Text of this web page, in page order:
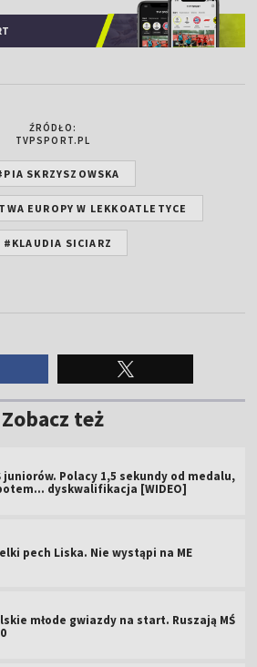
ŹRÓDŁO:
TVPSPORT.PL
SKRZYSZOWSKA
EUROPY W LEKKOATLETYCE
#KLAUDIA SICIARZ
Zobacz też
juniorów. Polacy 1,5 sekundy od medalu,
dyskwalifikacja [WIDEO]
pech Liska. Nie wystąpi na ME
młode gwiazdy na start. Ruszają MŚ